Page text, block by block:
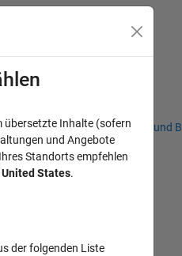
Studierende und
Canvas-
übersetzte Inhalte (sofern
und Angebote
Standorts empfehlen
United States.
der folgenden Liste